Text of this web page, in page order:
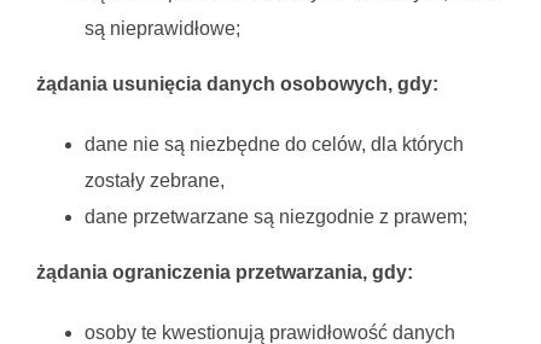
są nieprawidłowe;
żądania usunięcia danych osobowych, gdy:
dane nie są niezbędne do celów, dla których
zostały zebrane,
dane przetwarzane są niezgodnie z prawem;
żądania ograniczenia przetwarzania, gdy:
osoby te kwestionują prawidłowość danych